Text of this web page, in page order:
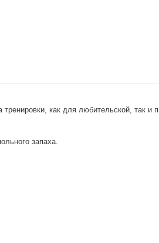
как для любительской, так и
запаха.